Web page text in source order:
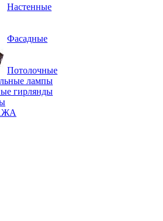
Настенные
Фасадные
Потолочные
лампы
гирлянды